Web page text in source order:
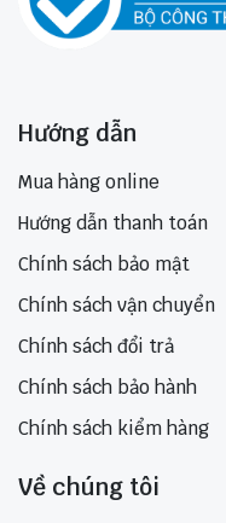
Hướng dẫn
Mua hàng online
Hướng dẫn thanh toán
Chính sách bảo mật
Chính sách vận chuyển
Chính sách đổi trả
Chính sách bảo hành
Chính sách kiểm hàng
Về chúng tôi